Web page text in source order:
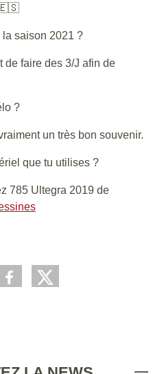
saison 2021 ?
de faire des 3/J afin de
?
un très bon souvenir.
que tu utilises ?
785 Ultegra 2019 de